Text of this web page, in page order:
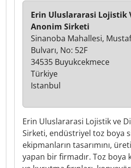
Erin Uluslararasi Lojistik ve
Sirketi, endüstriyel toz boya
ekipmanların tasarımını,
yapan bir firmadır. Toz boya
Erin Uluslararasi Lojistik
Anonim Sirketi
Sinanoba Mahallesi,
Bulvarı, No: 52F
34535 Buyukcekmece
Türkiye
Istanbul